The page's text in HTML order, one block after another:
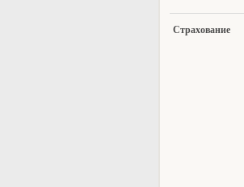
Страхование